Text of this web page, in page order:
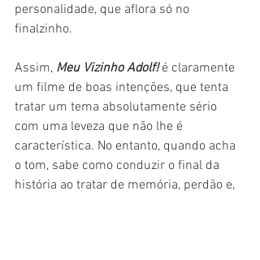
personalidade, que aflora só no
finalzinho.
Assim, Meu Vizinho Adolf! é claramente
um filme de boas intenções, que tenta
tratar um tema absolutamente sério
com uma leveza que não lhe é
característica. No entanto, quando acha
o tom, sabe como conduzir o final da
história ao tratar de memória, perdão e,